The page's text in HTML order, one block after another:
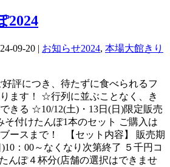
2024
09-20 | お知らせ2024, 本場大館きり
評につき、待たずに食べられるフ
ます！ ☆行列に並ぶことなく、き
きる ☆10/12(土)・13日(日)限定販売
付けたんぽ1本のセット ご購入は
ースまで！ 【セット内容】 販売期
：00～なくなり次第終了 ５千円コ
んぽ４杯分(店舗の選択はできませ